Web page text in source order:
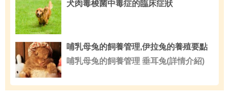
犬肉毒梭菌中毒症的臨床症狀
哺乳母兔的飼養管理,伊拉兔的養殖要點
哺乳母兔的飼養管理 垂耳兔(詳情介紹)